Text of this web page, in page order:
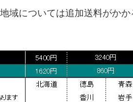
域については追加送料がか